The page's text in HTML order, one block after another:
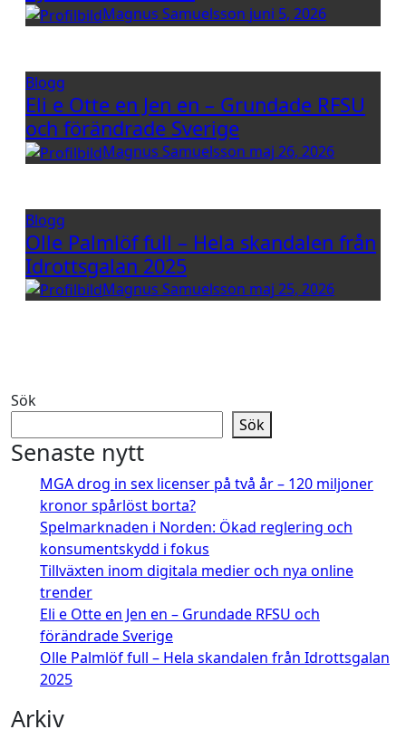
Magnus Samuelsson juni 5, 2026
Blogg
Eli e Otte en Jen en – Grundade RFSU
och förändrade Sverige
Magnus Samuelsson maj 26, 2026
Blogg
Olle Palmlöf full – Hela skandalen från
Idrottsgalan 2025
Magnus Samuelsson maj 25, 2026
Sök
Sök
Senaste nytt
MGA drog in sex licenser på två år – 120 miljoner
kronor spårlöst borta?
Spelmarknaden i Norden: Ökad reglering och
konsumentskydd i fokus
Tillväxten inom digitala medier och nya online
trender
Eli e Otte en Jen en – Grundade RFSU och
förändrade Sverige
Olle Palmlöf full – Hela skandalen från Idrottsgalan
2025
Arkiv